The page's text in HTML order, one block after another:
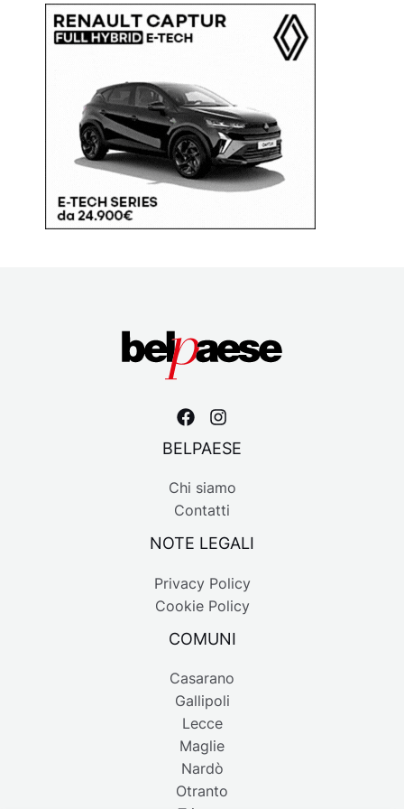
BELPAESE
Chi siamo
Contatti
NOTE LEGALI
Privacy Policy
Cookie Policy
COMUNI
Casarano
Gallipoli
Lecce
Maglie
Nardò
Otranto